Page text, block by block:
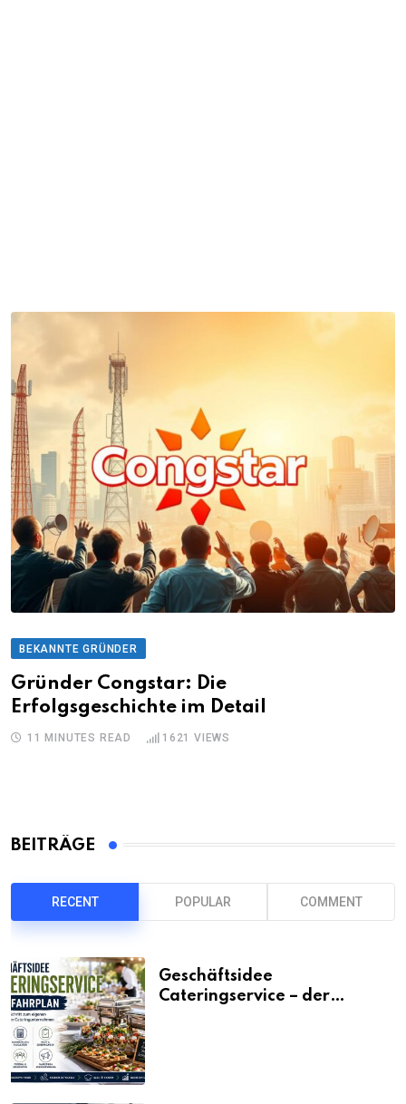
BEKANNTE GRÜNDER
Gründer Congstar: Die
Erfolgsgeschichte im Detail
11 MINUTES READ 1621 VIEWS
BEITRÄGE
RECENT POPULAR COMMENT
Geschäftsidee
Cateringservice – der